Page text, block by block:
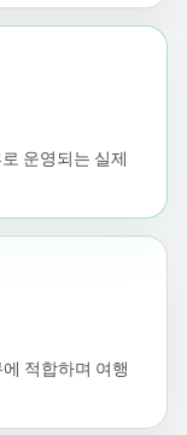
운영되는 실제
적합하며 여행